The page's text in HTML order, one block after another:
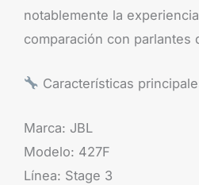
notablemente la
comparación con parlantes
Características
Marca: JBL
Modelo: 427F
Línea: Stage 3